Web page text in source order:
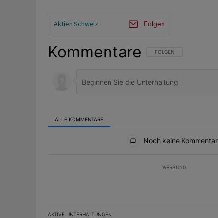
Aktien Schweiz Folgen
Kommentare FOLGE DIESER
FOLGEN
ALLE KOMMENTARE
Noch keine
WERBUNG
AKTIVE UNTERHALTUNGEN